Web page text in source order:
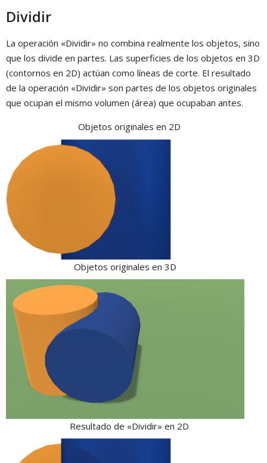
Dividir
La operación «Dividir» no combina realmente los objetos, sino
que los divide en partes. Las superficies de los objetos en 3D
(contornos en 2D) actúan como líneas de corte. El resultado
de la operación «Dividir» son partes de los objetos originales
que ocupan el mismo volumen (área) que ocupaban antes.
Objetos originales en 2D
Objetos originales en 3D
Resultado de «Dividir» en 2D